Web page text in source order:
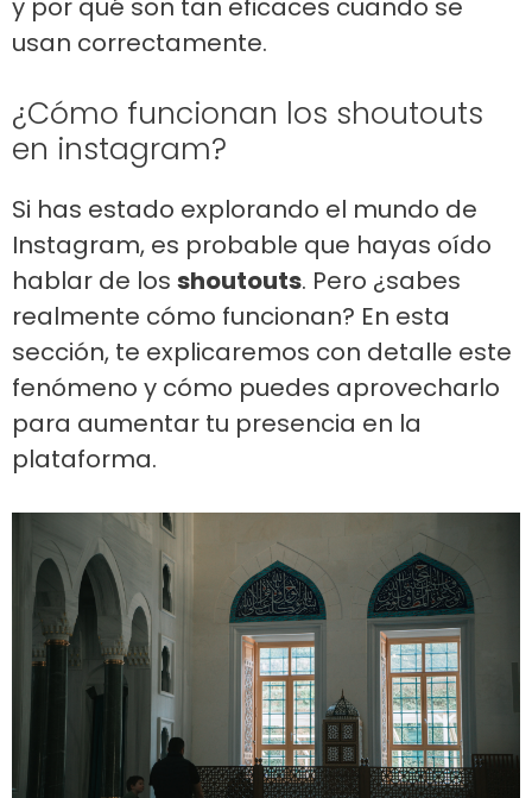
y por qué son tan eficaces cuando se
usan correctamente.
¿Cómo funcionan los shoutouts
en instagram?
Si has estado explorando el mundo de
Instagram, es probable que hayas oído
hablar de los shoutouts. Pero ¿sabes
realmente cómo funcionan? En esta
sección, te explicaremos con detalle este
fenómeno y cómo puedes aprovecharlo
para aumentar tu presencia en la
plataforma.